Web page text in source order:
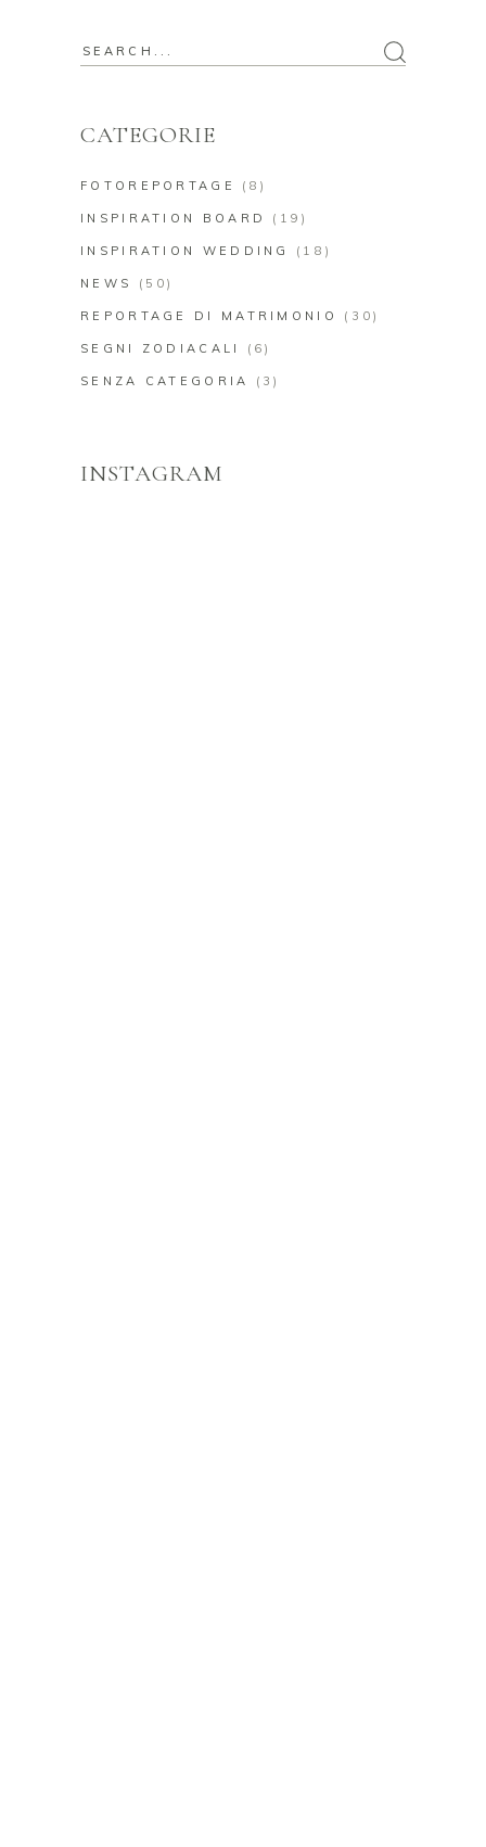
Search
CATEGORIE
FOTOREPORTAGE (8)
INSPIRATION BOARD (19)
INSPIRATION WEDDING (18)
NEWS (50)
REPORTAGE DI MATRIMONIO (30)
SEGNI ZODIACALI (6)
SENZA CATEGORIA (3)
INSTAGRAM